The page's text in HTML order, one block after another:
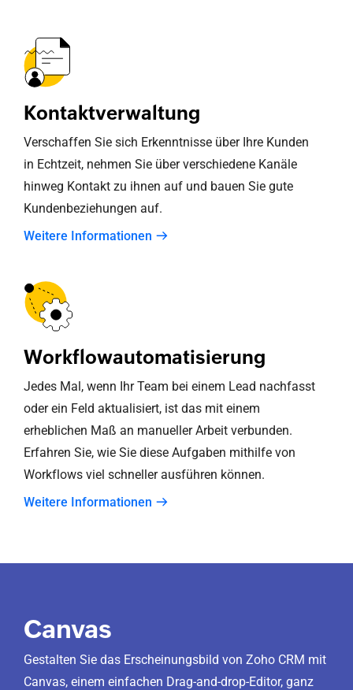
Kontaktverwaltung
Verschaffen Sie sich Erkenntnisse über Ihre Kunden
in Echtzeit, nehmen Sie über verschiedene Kanäle
hinweg Kontakt zu ihnen auf und bauen Sie gute
Kundenbeziehungen auf.
Weitere Informationen
Workflowautomatisierung
Jedes Mal, wenn Ihr Team bei einem Lead nachfasst
oder ein Feld aktualisiert, ist das mit einem
erheblichen Maß an manueller Arbeit verbunden.
Erfahren Sie, wie Sie diese Aufgaben mithilfe von
Workflows viel schneller ausführen können.
Weitere Informationen
Canvas
Gestalten Sie das Erscheinungsbild von Zoho CRM mit
Canvas, einem einfachen Drag-and-drop-Editor, ganz